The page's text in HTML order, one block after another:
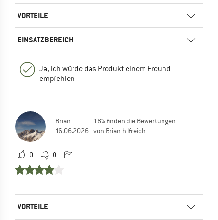
VORTEILE
EINSATZBEREICH
Ja, ich würde das Produkt einem Freund
empfehlen
Brian
16.06.2026
18% finden die Bewertungen
von Brian hilfreich
0 0
VORTEILE